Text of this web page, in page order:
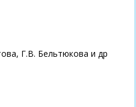
Г.В. Бельтюкова и др